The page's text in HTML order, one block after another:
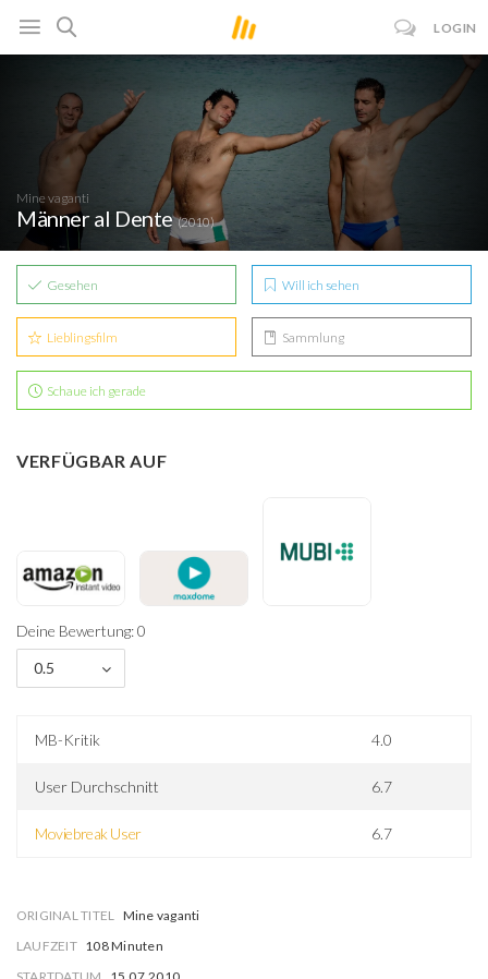
LOGIN
Mine vaganti
Männer al Dente(2010)
Gesehen Will ich sehen
Lieblingsfilm Sammlung
Schaue ich gerade
VERFÜGBAR AUF
Deine Bewertung: 0
0.5
MB-Kritik 4.0
User Durchschnitt 6.7
Moviebreak User 6.7
ORIGINAL TITEL Mine vaganti
LAUFZEIT 108 Minuten